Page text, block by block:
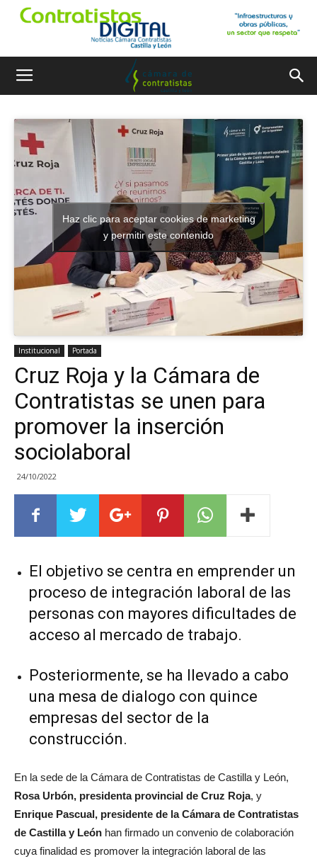
Haz clic para aceptar cookies de marketing
y permitir este contenido
Institucional Portada
Cruz Roja y la Cámara de
Contratistas se unen para
promover la inserción
sociolaboral
24/10/2022
El objetivo se centra en emprender un
proceso de integración laboral de las
personas con mayores dificultades de
acceso al mercado de trabajo.
Posteriormente, se ha llevado a cabo
una mesa de dialogo con quince
empresas del sector de la
construcción.
En la sede de la Cámara de Contratistas de Castilla y León,
Rosa Urbón, presidenta provincial de Cruz Roja, y
Enrique Pascual, presidente de la Cámara de Contratistas
de Castilla y León han firmado un convenio de colaboración
cuya finalidad es promover la integración laboral de las